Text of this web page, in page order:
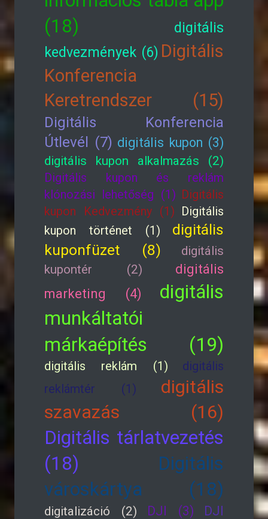
(18)
digitális
kedvezmények (6) Digitális
Konferencia
Keretrendszer (15)
Digitális Konferencia
Útlevél (7) digitális kupon (3)
digitális kupon alkalmazás (2)
Digitális kupon és reklám
klónozási lehetőség (1) Digitális
kupon Kedvezmény (1) Digitális
kupon történet (1)
digitális
kuponfüzet (8)
digitális
kupontér (2)
digitális
marketing (4)
digitális
munkáltatói
márkaépítés (19)
digitális reklám (1)
digitális
reklámtér (1)
digitális
szavazás (16)
Digitális tárlatvezetés
(18)
Digitális
városkártya (18)
digitalizáció (2) DJI (3)
DJI